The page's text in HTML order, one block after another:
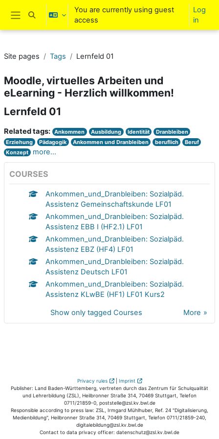
Skip to main content
Side panel
Toggle search input
You are currently using guest
access
Log
in
Site pages Tags Lernfeld 01
Moodle, virtuelles Arbeiten und
eLearning - Herzlich willkommen!
Lernfeld 01
Related tags: Ankommen Ausbildung Identität
Dranbleiben
Erziehung
Pädagogik Ankommen und Dranbleiben beruflich
Beruf
Konzept
more...
COURSES
Ankommen_und_Dranbleiben: Sozialpäd.
Assistenz Gemeinschaftskunde LF01
Ankommen_und_Dranbleiben: Sozialpäd.
Assistenz EBB I (HF2.1) LF01
Ankommen_und_Dranbleiben: Sozialpäd.
Assistenz EBZ (HF4) LF01
Ankommen_und_Dranbleiben: Sozialpäd.
Assistenz Deutsch LF01
Ankommen_und_Dranbleiben: Sozialpäd.
Assistenz KLwBE (HF1) LF01 Kurs2
More
Show only tagged Courses
Privacy rules | Imprint
Publisher: Land Baden-Württemberg, vertreten durch das Zentrum für Schulqualität
und Lehrerbildung (ZSL), Heilbronner Straße 314, 70469 Stuttgart, Telefon
0711/21859-0, poststelle@zsl.kv.bwl.de
Responsible according to press law: ZSL, Irmgard Mühlhuber, Ref. 24 "Digitalisierung,
Medienbildung", Heilbronner Straße 314, 70469 Stuttgart, Telefon 0711/21859-240,
digitalebildung@zsl.kv.bwl.de
Contact to data privacy officer: datenschutz@zsl.kv.bwl.de